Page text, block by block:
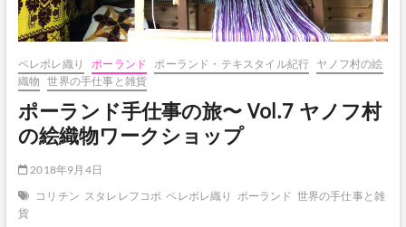
リ
ン、
名
残
惜
し
い
メ
ン
ー
の
ペレボレ織り ポーランド ポーランド・テキスタイル紀行 ヤノフ村の絵
織物
世界の手仕事と雑貨
ポーランド手仕事の旅〜 Vol.7 ヤノフ村
の絵織物ワークショップ
2018年9月4日
コリチン スタレレフコボ ペレボレ織り ポーランド 世界の手仕事と雑
貨